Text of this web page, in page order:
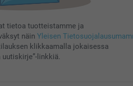
tietoa tuotteistamme ja
näin Yleisen
klikkaamalla jokaisessa
uutiskirje”-linkkiä.